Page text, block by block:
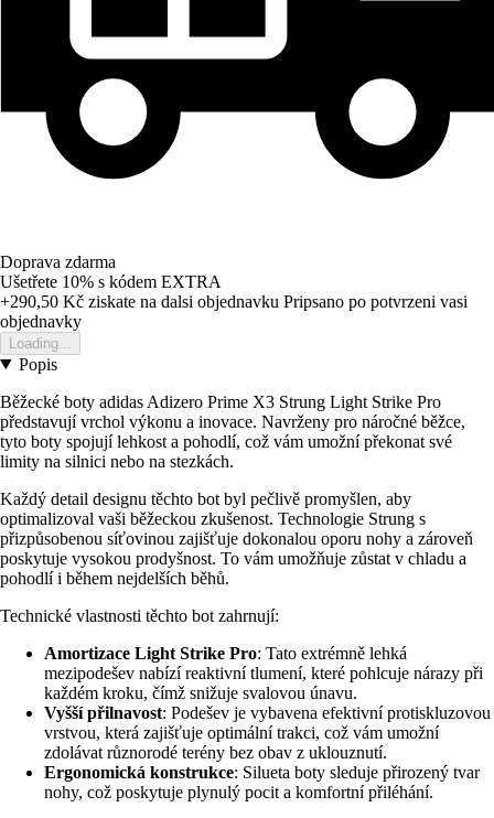
Doprava zdarma
Ušetřete 10% s kódem EXTRA
+290,50 Kč ziskate na dalsi objednavku Pripsano po potvrzeni vasi
objednavky
Loading...
Popis
Běžecké boty adidas Adizero Prime X3 Strung Light Strike Pro
představují vrchol výkonu a inovace. Navrženy pro náročné běžce,
tyto boty spojují lehkost a pohodlí, což vám umožní překonat své
limity na silnici nebo na stezkách.
Každý detail designu těchto bot byl pečlivě promyšlen, aby
optimalizoval vaši běžeckou zkušenost. Technologie Strung s
přizpůsobenou síťovinou zajišťuje dokonalou oporu nohy a zároveň
poskytuje vysokou prodyšnost. To vám umožňuje zůstat v chladu a
pohodlí i během nejdelších běhů.
Technické vlastnosti těchto bot zahrnují:
Amortizace Light Strike Pro: Tato extrémně lehká
mezipodešev nabízí reaktivní tlumení, které pohlcuje nárazy při
každém kroku, čímž snižuje svalovou únavu.
Vyšší přilnavost: Podešev je vybavena efektivní protiskluzovou
vrstvou, která zajišťuje optimální trakci, což vám umožní
zdolávat různorodé terény bez obav z uklouznutí.
Ergonomická konstrukce: Silueta boty sleduje přirozený tvar
nohy, což poskytuje plynulý pocit a komfortní přiléhání.